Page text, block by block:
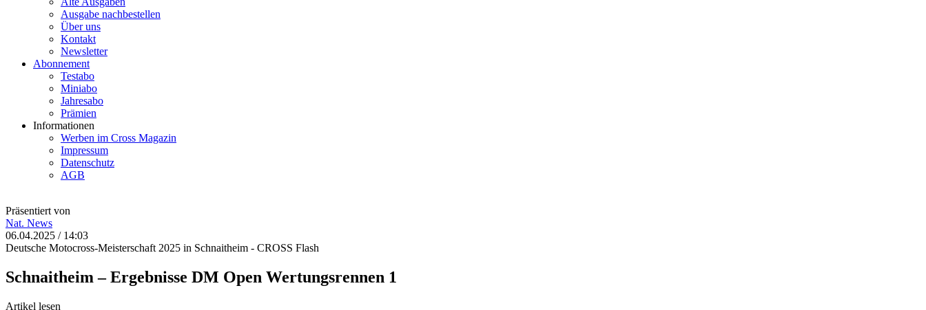
Ausgabe nachbestellen
Über uns
Kontakt
Newsletter
Abonnement
Testabo
Miniabo
Jahresabo
Prämien
Informationen
Werben im Cross Magazin
Impressum
Datenschutz
AGB
Präsentiert von
Nat. News
06.04.2025 / 14:03
Deutsche Motocross-Meisterschaft 2025 in Schnaitheim - CROSS Flash
Schnaitheim – Ergebnisse DM Open Wertungsrennen 1
Artikel lesen